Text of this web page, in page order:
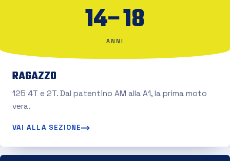
14–18
ANNI
RAGAZZO
125 4T e 2T. Dal patentino AM alla A1, la prima moto
vera.
VAI ALLA SEZIONE